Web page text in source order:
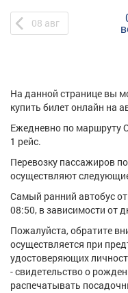
08 авг
На данной странице вы
купить билет онлайн на
Ежедневно по маршруту
1 рейс.
Перевозку пассажиров
осуществляют
Самый ранний автобус
08:50, в зависимости от
Пожалуйста, обратите
осуществляется при
удостоверяющих
- свидетельство о
распечатывать